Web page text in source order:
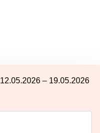
– 19.05.2026